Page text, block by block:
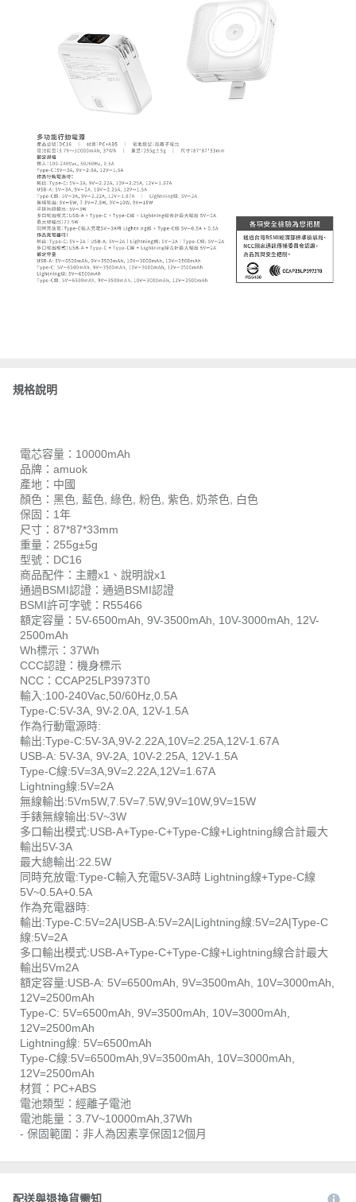
規格說明
電芯容量：10000mAh
品牌：amuok
產地：中國
顏色：黑色, 藍色, 綠色, 粉色, 紫色, 奶茶色, 白色
保固：1年
尺寸：87*87*33mm
重量：255g±5g
型號：DC16
商品配件：主體x1、說明說x1
通過BSMI認證：通過BSMI認證
BSMI許可字號：R55466
額定容量：5V-6500mAh, 9V-3500mAh, 10V-3000mAh, 12V-
2500mAh
Wh標示：37Wh
CCC認證：機身標示
NCC：CCAP25LP3973T0
輸入:100-240Vac,50/60Hz,0.5A
Type-C:5V-3A, 9V-2.0A, 12V-1.5A
作為行動電源時:
輸出:Type-C:5V-3A,9V-2.22A,10V=2.25A,12V-1.67A
USB-A: 5V-3A, 9V-2A, 10V-2.25A, 12V-1.5A
Type-C線:5V=3A,9V=2.22A,12V=1.67A
Lightning線:5V=2A
無線輸出:5Vm5W,7.5V=7.5W,9V=10W,9V=15W
手錶無線输出:5V~3W
多口輸出模式:USB-A+Type-C+Type-C線+Lightning線合計最大
輸出5V-3A
最大總輸出:22.5W
同時充放電:Type-C輸入充電5V-3A時 Lightning線+Type-C線
5V~0.5A+0.5A
作為充電器時:
輸出:Type-C:5V=2A|USB-A:5V=2A|Lightning線:5V=2A|Type-C
線:5V=2A
多口輸出模式:USB-A+Type-C+Type-C線+Lightning線合計最大
輸出5Vm2A
額定容量:USB-A: 5V=6500mAh, 9V=3500mAh, 10V=3000mAh,
12V=2500mAh
Type-C: 5V=6500mAh, 9V=3500mAh, 10V=3000mAh,
12V=2500mAh
Lightning線: 5V=6500mAh
Type-C線:5V=6500mAh,9V=3500mAh, 10V=3000mAh,
12V=2500mAh
材質：PC+ABS
電池類型：經離子電池
電池能量：3.7V~10000mAh,37Wh
- 保固範圍：非人為因素享保固12個月
配送與退換貨需知